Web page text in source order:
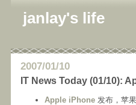
janlay's life
2007/01/10
IT News Today (01/10):
Apple iPhone 发布，苹